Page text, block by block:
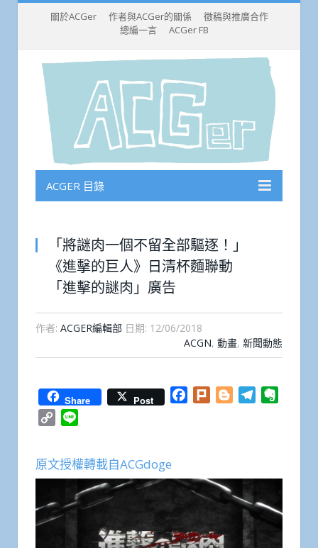
關於ACGer 作者與ACGer的關係
徵稿與推廣合作
總編一言
ACGer FB
ACGER 目錄
「將謎肉一個不留全部驅逐！」
《進擊的巨人》日清杯麵聯動
「進擊的謎肉」廣告
作者: ACGER編輯部 日期: 12/06/2018
ACGN, 動畫, 新聞動態
Share Post Facebook
Plurk BloggerTelegram
Copy
原文授權轉載自ACGdoge